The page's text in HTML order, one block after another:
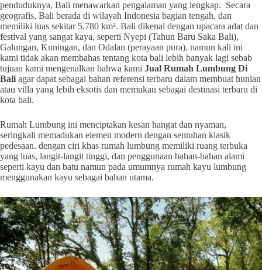
penduduknya, Bali menawarkan pengalaman yang lengkap. Secara
geografis, Bali berada di wilayah Indonesia bagian tengah, dan
memiliki luas sekitar 5.780 km². Bali dikenal dengan upacara adat dan
festival yang sangat kaya, seperti Nyepi (Tahun Baru Saka Bali),
Galungan, Kuningan, dan Odalan (perayaan pura). namun kali ini
kami tidak akan membahas tentang kota bali lebih banyak lagi sebab
tujuan kami mengenalkan bahwa kami Jual Rumah Lumbung Di
Bali agar dapat sebagai bahan referensi terbaru dalam membuat hunian
atau villa yang lebih eksotis dan memukau sebagai destinasi terbaru di
kota bali.
Rumah Lumbung ini menciptakan kesan hangat dan nyaman,
seringkali memadukan elemen modern dengan sentuhan klasik
pedesaan. dengan ciri khas rumah lumbung memiliki ruang terbuka
yang luas, langit-langit tinggi, dan penggunaan bahan-bahan alami
seperti kayu dan batu namun pada umumnya rumah kayu lumbung
menggunakan kayu sebagai bahan utama.